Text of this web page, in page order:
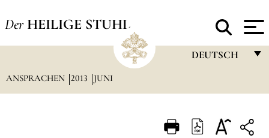
Der HEILIGE STUHL
DEUTSCH
ITALIANO
ANSPRACHEN 2013 JUNI